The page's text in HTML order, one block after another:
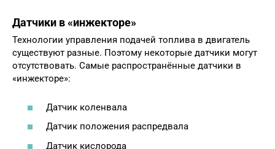
Датчики в «инжекторе»
Технологии управления подачей топлива в двигатель
существуют разные. Поэтому некоторые датчики могут
отсутствовать. Самые распространённые датчики в
«инжекторе»:
Датчик коленвала
Датчик положения распредвала
Датчик кислорода